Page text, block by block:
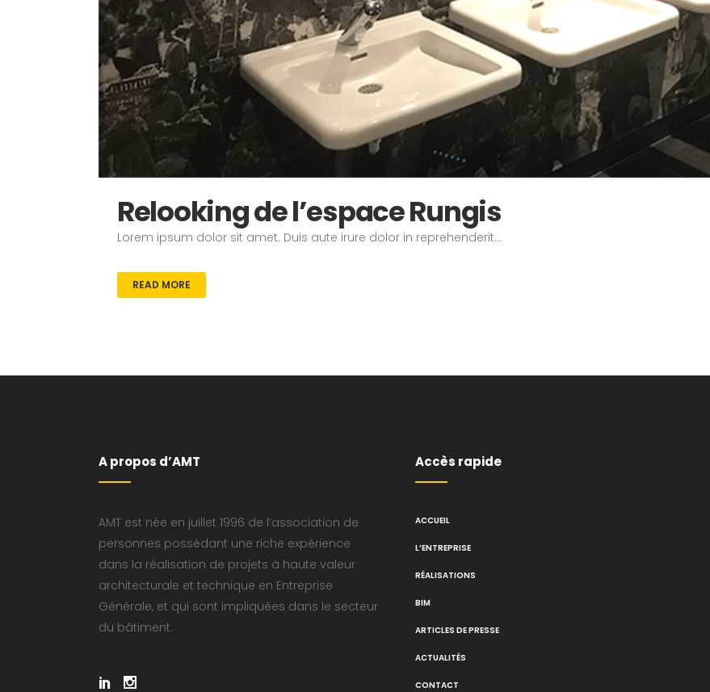
Relooking de l’espace Rungis
Lorem ipsum dolor sit amet. Duis aute irure dolor in reprehenderit...
READ MORE
A propos d’AMT
AMT est née en juillet 1996 de l’association de
personnes possédant une riche expérience
dans la réalisation de projets à haute valeur
architecturale et technique en Entreprise
Générale, et qui sont impliquées dans le secteur
du bâtiment.
Accès rapide
ACCUEIL
L’ENTREPRISE
RÉALISATIONS
BIM
ARTICLES DE PRESSE
ACTUALITÉS
CONTACT